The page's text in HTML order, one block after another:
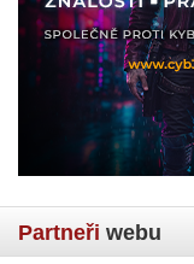
Partneři webu